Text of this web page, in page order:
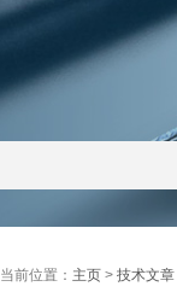
当前位置： 主页> 技术文章